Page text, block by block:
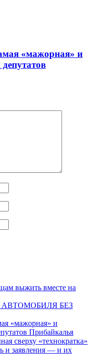
«мажорная» и
выжить вместе на
БЕЗ
«мажорная» и
Прибайкалья
сверху «технократка»
и заявления — и их